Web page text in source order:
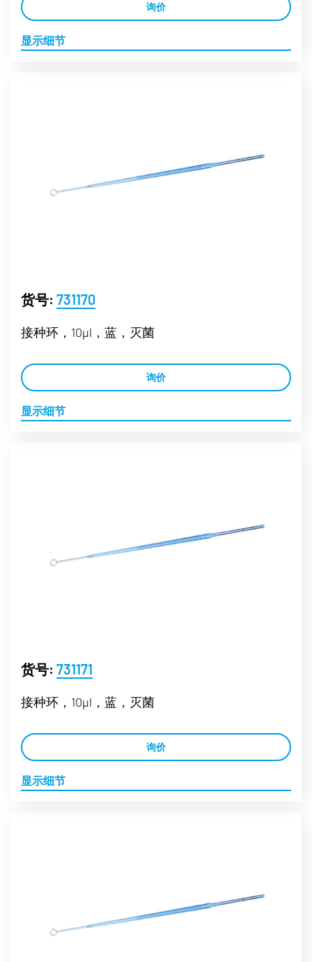
询价
显示细节
货号: 731170
接种环，10µl，蓝，灭菌
询价
显示细节
货号: 731171
接种环，10µl，蓝，灭菌
询价
显示细节